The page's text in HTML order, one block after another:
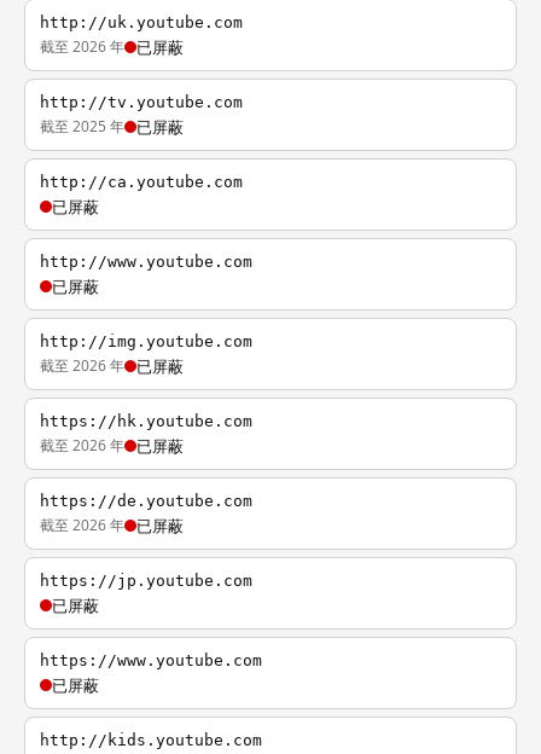
http://uk.youtube.com
截至 2026 年 已屏蔽
http://tv.youtube.com
截至 2025 年 已屏蔽
http://ca.youtube.com
已屏蔽
http://www.youtube.com
已屏蔽
http://img.youtube.com
截至 2026 年 已屏蔽
https://hk.youtube.com
截至 2026 年 已屏蔽
https://de.youtube.com
截至 2026 年 已屏蔽
https://jp.youtube.com
已屏蔽
https://www.youtube.com
已屏蔽
http://kids.youtube.com